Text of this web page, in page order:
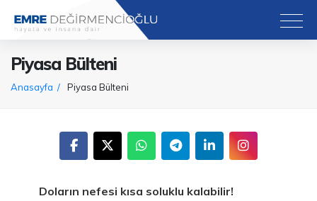
Piyasa Bülteni
Anasayfa Piyasa Bülteni
Doların nefesi kısa soluklu kalabilir!